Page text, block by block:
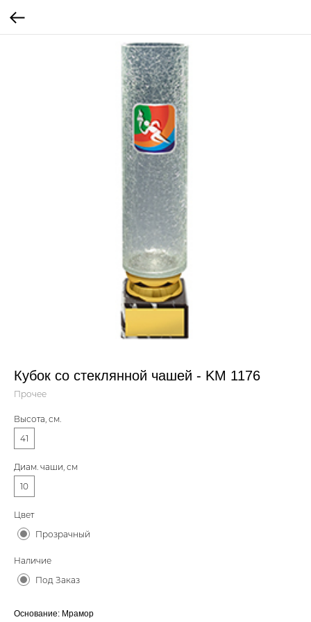
Кубок со стеклянной чашей - KM 1176
Прочее
Высота, см.
41
Диам. чаши, см
10
Цвет
Прозрачный
Наличие
Под Заказ
Основание: Мрамор